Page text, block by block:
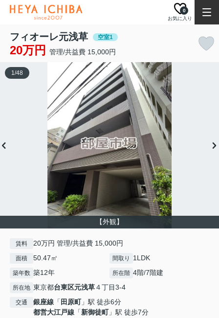
お気に入り
0
フィオーレ元浅草 空室1
20万円 管理/共益費 15,000円
【外観】
1/48
賃料 20万円 管理/共益費 15,000円
面積 50.47㎡ 間取り 1LDK
築年数 築12年 所在階 4階/7階建
所在地 東京都台東区元浅草４丁目3-4
交通 銀座線 「 田原町」駅 徒歩6分
都営大江戸線 「新御徒町」駅 徒歩7分